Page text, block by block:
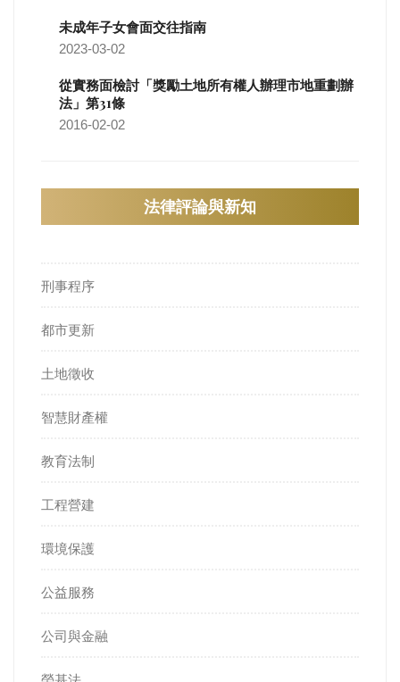
未成年子女會面交往指南
2023-03-02
從實務面檢討「獎勵土地所有權人辦理市地重劃辦
法」第31條
2016-02-02
法律評論與新知
刑事程序
都市更新
土地徵收
智慧財產權
教育法制
工程營建
環境保護
公益服務
公司與金融